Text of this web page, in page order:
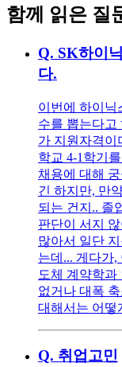
함께 읽은 질
Q. SK하이
다.
이번에 하이닉
수를 뽑는다고
가 지원자격이
학교 4-1학기
채용에 대해
긴 하지만, 만
되는 건지.. 졸
판단이 서지
많아서 일단
는데... 게다가,
도체 계약학과
없거나 대폭
대해서는 어떻
Q. 취업고민